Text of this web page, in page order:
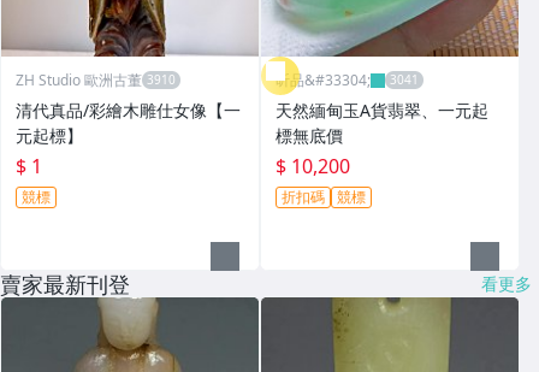
ZH Studio 歐洲古董
清代真品/彩繪木雕仕女像【一
元起標】
$ 1
競標
昕品&#33304;
天然緬甸玉A貨翡翠、一元起
標無底價
$ 10,200
折扣碼 競標
賣家最新刊登 看更多